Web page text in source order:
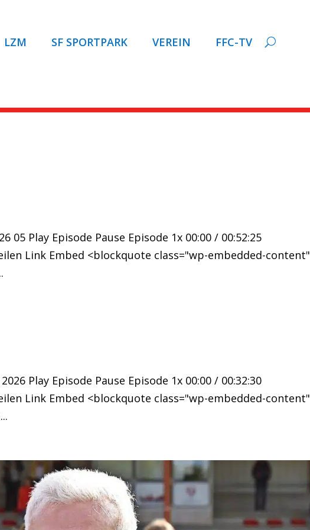
LZM SF SPORTPARK VEREIN FFC-TV
05 Play Episode Pause Episode 1x 00:00 / 00:52:25
Link Embed <blockquote class="wp-embedded-content"
Play Episode Pause Episode 1x 00:00 / 00:32:30
Link Embed <blockquote class="wp-embedded-content"